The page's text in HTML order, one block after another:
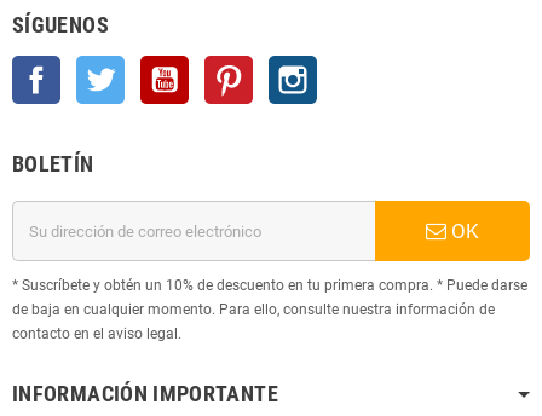
SÍGUENOS
Facebook Twitter YouTube Pinterest
BOLETÍN
OK
* Suscríbete y obtén un 10% de descuento en tu primera compra. * Puede darse
de baja en cualquier momento. Para ello, consulte nuestra información de
contacto en el aviso legal.
INFORMACIÓN IMPORTANTE